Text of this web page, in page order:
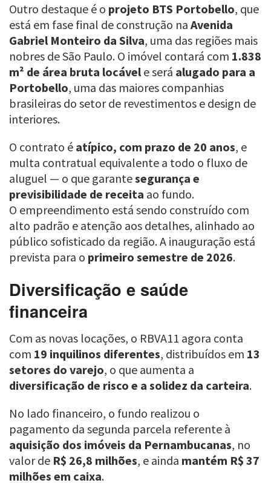
Outro destaque é o projeto BTS Portobello, que
está em fase final de construção na Avenida
Gabriel Monteiro da Silva, uma das regiões mais
nobres de São Paulo. O imóvel contará com 1.838
m² de área bruta locável e será alugado para a
Portobello, uma das maiores companhias
brasileiras do setor de revestimentos e design de
interiores.
O contrato é atípico, com prazo de 20 anos, e
multa contratual equivalente a todo o fluxo de
aluguel — o que garantesegurança e
previsibilidade de receita ao fundo.
O empreendimento está sendo construído com
alto padrão e atenção aos detalhes, alinhado ao
público sofisticado da região. A inauguração está
prevista para o primeiro semestre de 2026.
Diversificação e saúde
financeira
Com as novas locações, o RBVA11 agora conta
com 19 inquilinos diferentes, distribuídos em 13
setores do varejo, o que aumenta a
diversificação de risco e a solidez da carteira.
No lado financeiro, o fundo realizou o
pagamento da segunda parcela referente à
aquisição dos imóveis da Pernambucanas, no
valor de R$ 26,8 milhões, e ainda mantém R$ 37
milhões em caixa.